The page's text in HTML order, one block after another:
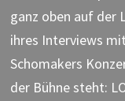
ganz oben auf der
ihres Interviews
Schomakers
der Bühne steht: